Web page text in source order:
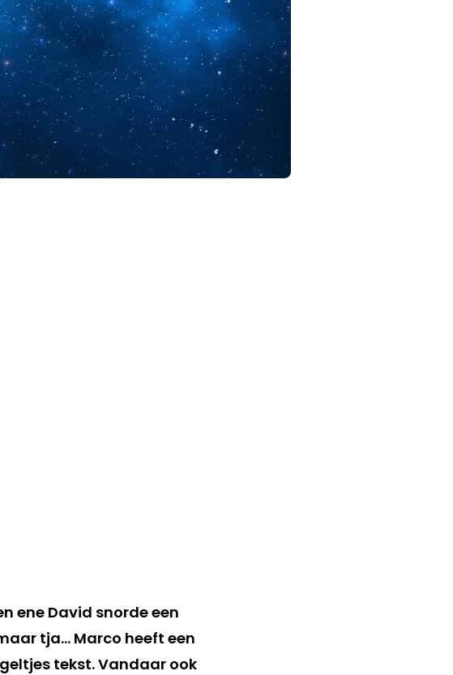
ene David snorde een
tja… Marco heeft een
tekst. Vandaar ook